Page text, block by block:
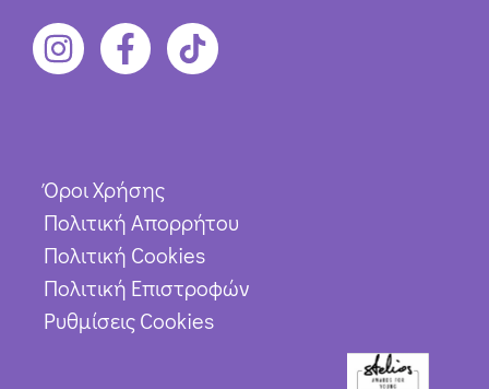
Όροι Χρήσης
Πολιτική Απορρήτου
Πολιτική Cookies
Πολιτική Επιστροφών
Ρυθμίσεις Cookies